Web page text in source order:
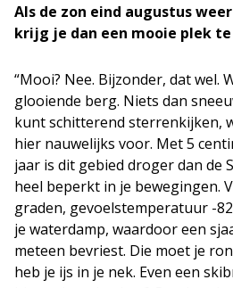
Als de zon eind augustus
krijg je dan een mooie plek te
“Mooi? Nee. Bijzonder, dat wel.
glooiende berg. Niets dan
kunt schitterend sterrenkijken,
hier nauwelijks voor. Met 5
jaar is dit gebied droger dan de
heel beperkt in je bewegingen.
graden, gevoelstemperatuur -
je waterdamp, waardoor een
meteen bevriest. Die moet je
heb je ijs in je nek. Even een